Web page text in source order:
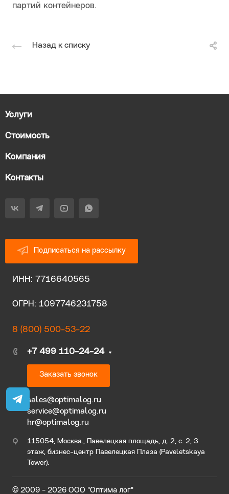
партий контейнеров.
Назад к списку
Услуги
Стоимость
Компания
Контакты
Подписаться на рассылку
ИНН: 7716640565
ОГРН: 1097746231758
8 (800) 500-53-22
+7 499 110-24-24
Заказать звонок
sales@optimalog.ru
service@optimalog.ru
hr@optimalog.ru
115054, Москва., Павелецкая площадь, д. 2, с. 2, 3
этаж, бизнес-центр Павелецкая Плаза (Paveletskaya
Tower).
© 2009 - 2026 ООО "Оптима лог"